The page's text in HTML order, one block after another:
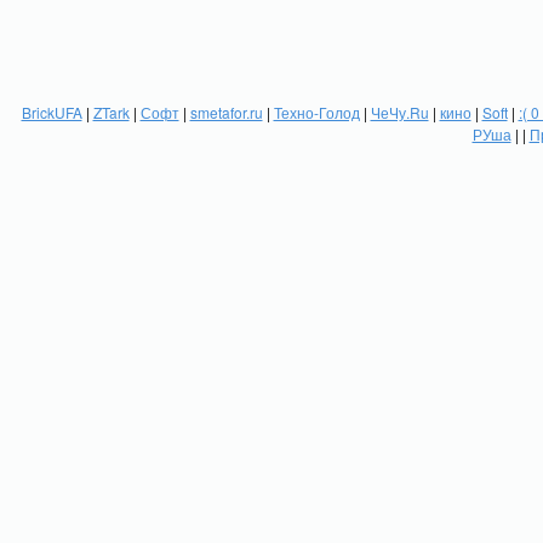
BrickUFA| ZTark| Софт| smetafor.ru | Техно-Голод | ЧеЧу.Ru | кино| Soft| :(
РУша | |